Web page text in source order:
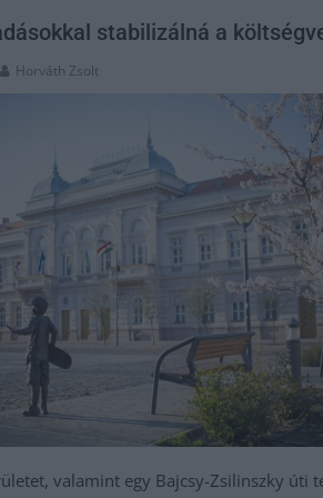
stabilizálná a
Horváth Zsolt
valamint egy Bajcsy-Zsilinszky úti